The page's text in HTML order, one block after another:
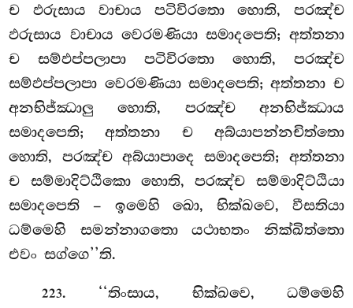
ච ඵරුසාය වාචාය පටිවිරතො හොති, පරඤ්ච
ඵරුසාය වාචාය වෙරමණියා සමාදපෙති; අත්තනා
ච සම්ඵප්පලාපා පටිවිරතො හොති, පරඤ්ච
සම්ඵප්පලාපා වෙරමණියා සමාදපෙති; අත්තනා ච
අනභිජ්ඣාලු හොති, පරඤ්ච අනභිජ්ඣාය
සමාදපෙති; අත්තනා ච අබ්යාපන්නචිත්තො
හොති, පරඤ්ච අබ්යාපාදෙ සමාදපෙති; අත්තනා
ච සම්මාදිට්ඨිකො හොති, පරඤ්ච සම්මාදිට්ඨියා
සමාදපෙති – ඉමෙහි ඛො, භික්ඛවෙ, වීසතියා
ධම්මෙහි සමන්නාගතො යථාභතං නික්ඛිත්තො
එවං සග්ගෙ’’ති.
223. ‘‘තිංසාය, භික්ඛවෙ, ධම්මෙහි